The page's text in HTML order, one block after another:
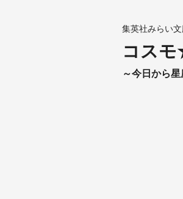
集英社みらい
コス
～今日から